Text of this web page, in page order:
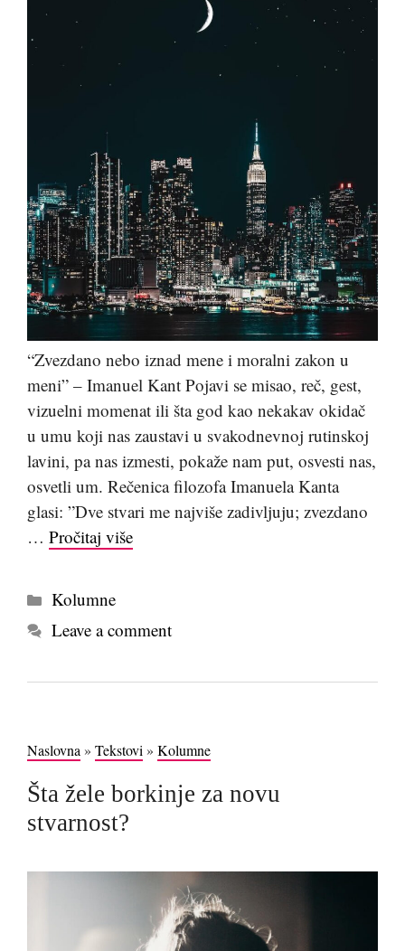
“Zvezdano nebo iznad mene i moralni zakon u
meni” – Imanuel Kant Pojavi se misao, reč, gest,
vizuelni momenat ili šta god kao nekakav okidač
u umu koji nas zaustavi u svakodnevnoj rutinskoj
lavini, pa nas izmesti, pokaže nam put, osvesti nas,
osvetli um. Rečenica filozofa Imanuela Kanta
glasi: ”Dve stvari me najviše zadivljuju; zvezdano
… Pročitaj više
Kategorije
Kolumne
Leave a comment
Naslovna» Tekstovi» Kolumne
Šta žele borkinje za novu
stvarnost?